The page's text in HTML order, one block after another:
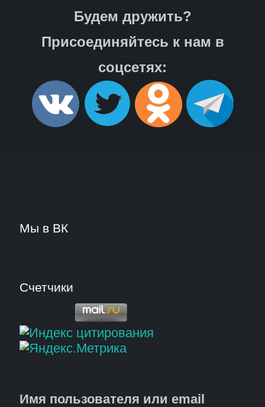
Будем дружить?
Присоединяйтесь к нам в
соцсетях:
Мы в ВК
Счетчики
Имя пользователя или email